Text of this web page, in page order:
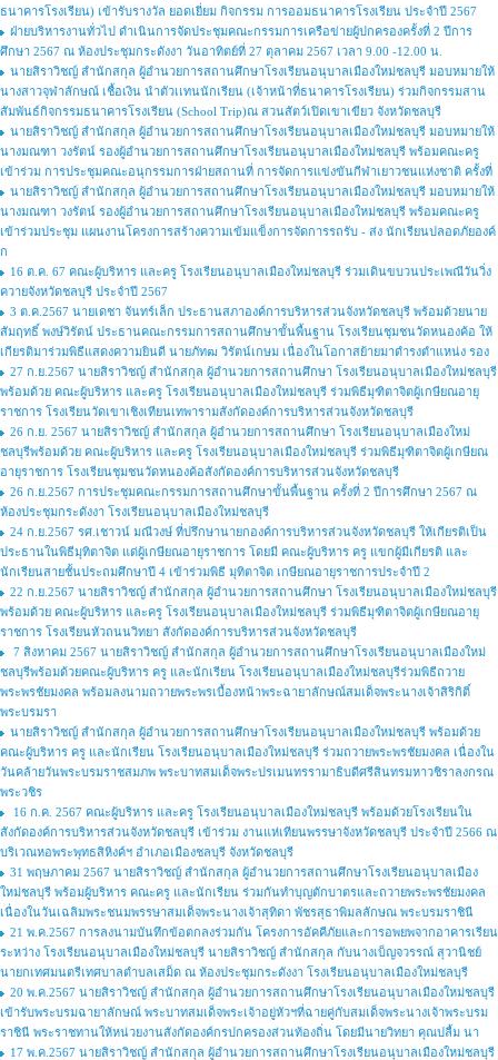
ธนาคารโรงเรียน) เข้ารับรางวัล ยอดเยี่ยม กิจกรรม การออมธนาคารโรงเรียน ประจำปี 2567
ฝ่ายบริหารงานทั่วไป ดำเนินการจัดประชุมคณะกรรมการเครือข่ายผู้ปกครองครั้งที่ 2 ปีการ
ศึกษา 2567 ณ ห้องประชุมกระดังงา วันอาทิตย์ที่ 27 ตุลาคม 2567 เวลา 9.00 -12.00 น.
นายสิราวิชญ์ สำนักสกุล ผู้อำนวยการสถานศึกษาโรงเรียนอนุบาลเมืองใหม่ชลบุรี มอบหมายให้
นางสาวจุฬาลักษณ์ เชื้อเงิน นำตัวเเทนนักเรียน (เจ้าหน้าที่ธนาคารโรงเรียน) ร่วมกิจกรรมสาน
สัมพันธ์กิจกรรมธนาคารโรงเรียน (School Trip)ณ สวนสัตว์เปิดเขาเขียว จังหวัดชลบุรี
นายสิราวิชญ์ สำนักสกุล ผู้อำนวยการสถานศึกษาโรงเรียนอนุบาลเมืองใหม่ชลบุรี มอบหมายให้
นางมณฑา วงรัตน์ รองผู้อำนวยการสถานศึกษาโรงเรียนอนุบาลเมืองใหม่ชลบุรี พร้อมคณะครู
เข้าร่วม การประชุมคณะอนุกรรมการฝ่ายสถานที่ การจัดการแข่งขันกีฬาเยาวชนแห่งชาติ ครั้งที่
นายสิราวิชญ์ สำนักสกุล ผู้อำนวยการสถานศึกษาโรงเรียนอนุบาลเมืองใหม่ชลบุรี มอบหมายให้
นางมณฑา วงรัตน์ รองผู้อำนวยการสถานศึกษาโรงเรียนอนุบาลเมืองใหม่ชลบุรี พร้อมคณะครู
เข้าร่วมประชุม แผนงานโครงการสร้างความเข้มแข็งการจัดการรถรับ - ส่ง นักเรียนปลอดภัยองค์
ก
16 ต.ค. 67 คณะผู้บริหาร และครู โรงเรียนอนุบาลเมืองใหม่ชลบุรี ร่วมเดินขบวนประเพณีวันวิ่ง
ควายจังหวัดชลบุรี ประจำปี 2567
3 ต.ค.2567 นายเดชา จันทร์เล็ก ประธานสภาองค์การบริหารส่วนจังหวัดชลบุรี พร้อมด้วยนาย
สัมฤทธิ์ พงษ์วิรัตน์ ประธานคณะกรรมการสถานศึกษาขั้นพื้นฐาน โรงเรียนชุมชนวัดหนองค้อ ให้
เกียรติมาร่วมพิธีแสดงความยินดี นายภัทฒ วิรัตน์เกษม เนื่องในโอกาสย้ายมาดำรงตำแหน่ง รอง
27 ก.ย.2567 นายสิราวิชญ์ สำนักสกุล ผู้อำนวยการสถานศึกษา โรงเรียนอนุบาลเมืองใหม่ชลบุรี
พร้อมด้วย คณะผู้บริหาร และครู โรงเรียนอนุบาลเมืองใหม่ชลบุรี ร่วมพิธีมุฑิตาจิตผู้เกษียณอายุ
ราชการ โรงเรียนวัดเขาเชิงเทียนเทพารามสังกัดองค์การบริหารส่วนจังหวัดชลบุรี
26 ก.ย. 2567 นายสิราวิชญ์ สำนักสกุล ผู้อำนวยการสถานศึกษา โรงเรียนอนุบาลเมืองใหม่
ชลบุรีพร้อมด้วย คณะผู้บริหาร และครู โรงเรียนอนุบาลเมืองใหม่ชลบุรี ร่วมพิธีมุฑิตาจิตผู้เกษียณ
อายุราชการ โรงเรียนชุมชนวัดหนองค้อสังกัดองค์การบริหารส่วนจังหวัดชลบุรี
26 ก.ย.2567 การประชุมคณะกรรมการสถานศึกษาขั้นพื้นฐาน ครั้งที่ 2 ปีการศึกษา 2567 ณ
ห้องประชุมกระดังงา โรงเรียนอนุบาลเมืองใหม่ชลบุรี
24 ก.ย.2567 รศ.เชาวน์ มณีวงษ์ ที่ปรึกษานายกองค์การบริหารส่วนจังหวัดชลบุรี ให้เกียรติเป็น
ประธานในพิธีมุทิตาจิต แด่ผู้เกษียณอายุราชการ โดยมี คณะผู้บริหาร ครู แขกผู้มีเกียรติ และ
นักเรียนสายชั้นประถมศึกษาปี 4 เข้าร่วมพิธี มุทิตาจิต เกษียณอายุราชการประจำปี 2
22 ก.ย.2567 นายสิราวิชญ์ สำนักสกุล ผู้อำนวยการสถานศึกษา โรงเรียนอนุบาลเมืองใหม่ชลบุรี
พร้อมด้วย คณะผู้บริหาร และครู โรงเรียนอนุบาลเมืองใหม่ชลบุรี ร่วมพิธีมุฑิตาจิตผู้เกษียณอายุ
ราชการ โรงเรียนหัวถนนวิทยา สังกัดองค์การบริหารส่วนจังหวัดชลบุรี
7 สิงหาคม 2567 นายสิราวิชญ์ สำนักสกุล ผู้อำนวยการสถานศึกษาโรงเรียนอนุบาลเมืองใหม่
ชลบุรีพร้อมด้วยคณะผู้บริหาร ครู และนักเรียน โรงเรียนอนุบาลเมืองใหม่ชลบุรีร่วมพิธีถวาย
พระพรชัยมงคล พร้อมลงนามถวายพระพรเบื้องหน้าพระฉายาลักษณ์สมเด็จพระนางเจ้าสิริกิติ์
พระบรมรา
นายสิราวิชญ์ สำนักสกุล ผู้อำนวยการสถานศึกษาโรงเรียนอนุบาลเมืองใหม่ชลบุรี พร้อมด้วย
คณะผู้บริหาร ครู และนักเรียน โรงเรียนอนุบาลเมืองใหม่ชลบุรี ร่วมถวายพระพรชัยมงคล เนื่องใน
วันคล้ายวันพระบรมราชสมภพ พระบาทสมเด็จพระปรเมนทรรามาธิบดีศรีสินทรมหาวชิราลงกรณ
พระวชิร
16 ก.ค. 2567 คณะผู้บริหาร และครู โรงเรียนอนุบาลเมืองใหม่ชลบุรี พร้อมด้วยโรงเรียนใน
สังกัดองค์การบริหารส่วนจังหวัดชลบุรี เข้าร่วม งานแห่เทียนพรรษาจังหวัดชลบุรี ประจำปี 2566 ณ
บริเวณหอพระพุทธสิหิงค์ฯ อำเภอเมืองชลบุรี จังหวัดชลบุรี
31 พฤษภาคม 2567 นายสิราวิชญ์ สำนักสกุล ผู้อำนวยการสถานศึกษาโรงเรียนอนุบาลเมือง
ใหม่ชลบุรี พร้อมผู้บริหาร คณะครู และนักเรียน ร่วมกันทำบุญตักบาตรและถวายพระพรชัยมงคล
เนื่องในวันเฉลิมพระชนมพรรษาสมเด็จพระนางเจ้าสุทิดา พัชรสุธาพิมลลักษณ พระบรมราชินี
21 พ.ค.2567 การลงนามบันทึกข้อตกลงร่วมกัน โครงการอัคคีภัยและการอพยพจากอาคารเรียน
ระหว่าง โรงเรียนอนุบาลเมืองใหม่ชลบุรี นายสิราวิชญ์ สำนักสกุล กับนางเบ็ญจวรรณ์ สุวานิชย์
นายกเทศมนตรีเทศบาลตำบลเสม็ด ณ ห้องประชุมกระดังงา โรงเรียนอนุบาลเมืองใหม่ชลบุรี
20 พ.ค.2567 นายสิราวิชญ์ สำนักสกุล ผู้อำนวยการสถานศึกษาโรงเรียนอนุบาลเมืองใหม่ชลบุรี
เข้ารับพระบรมฉายาลักษณ์ พระบาทสมเด็จพระเจ้าอยู่หัวฯที่ฉายคู่กับสมเด็จพระนางเจ้าพระบรม
ราชินี พระราชทานให้หน่วยงานสังกัดองค์กรปกครองส่วนท้องถิ่น โดยมีนายวิทยา คุณปลื้ม นา
17 พ.ค.2567 นายสิราวิชญ์ สำนักสกุล ผู้อำนวยการสถานศึกษาโรงเรียนอนุบาลเมืองใหม่ชลบุรี